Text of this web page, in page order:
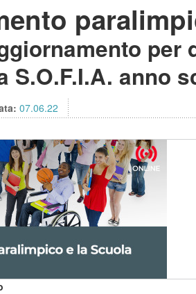
per
S.O.F.I.A. anno
07.06.22